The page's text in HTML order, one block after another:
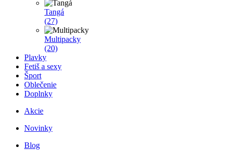
Tangá
(27)
Multipacky
(20)
Plavky
Fetiš a sexy
Šport
Oblečenie
Doplnky
Akcie
Novinky
Blog